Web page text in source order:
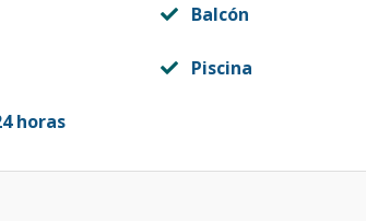
Balcón
Piscina
horas